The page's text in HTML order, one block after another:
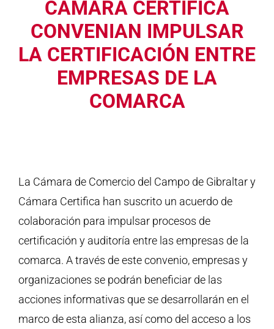
CÁMARA CERTIFICA
CONVENIAN IMPULSAR
LA CERTIFICACIÓN ENTRE
EMPRESAS DE LA
COMARCA
La Cámara de Comercio del Campo de Gibraltar y
Cámara Certifica han suscrito un acuerdo de
colaboración para impulsar procesos de
certificación y auditoría entre las empresas de la
comarca. A través de este convenio, empresas y
organizaciones se podrán beneficiar de las
acciones informativas que se desarrollarán en el
marco de esta alianza, así como del acceso a los